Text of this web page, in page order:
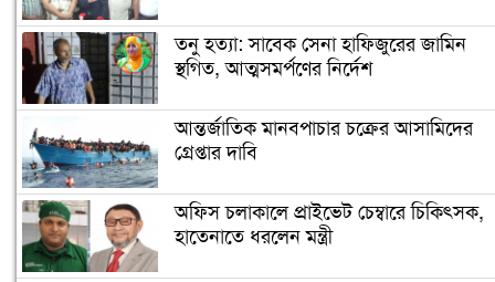
তনু হত্যা: সাবেক সেনা হাফিজুরের জামিন
স্থগিত, আত্মসমর্পণের নির্দেশ
আন্তর্জাতিক মানবপাচার চক্রের আসামিদের
গ্রেপ্তার দাবি
অফিস চলাকালে প্রাইভেট চেম্বারে চিকিৎসক,
হাতেনাতে ধরলেন মন্ত্রী